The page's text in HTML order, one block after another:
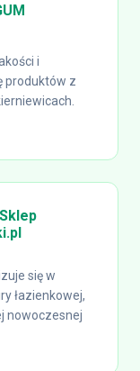
i
produktów z
się w
łazienkowej,
nowoczesnej